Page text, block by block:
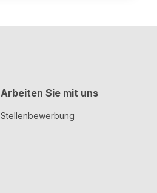
Arbeiten Sie mit uns
Stellenbewerbung